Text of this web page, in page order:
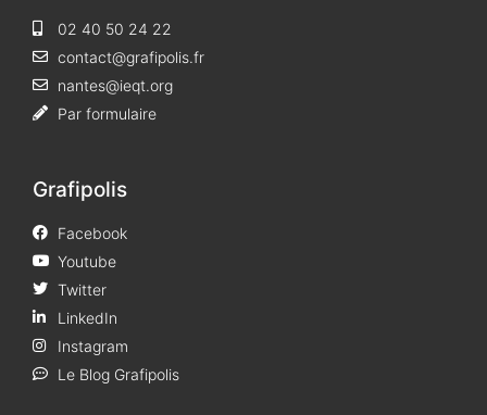
02 40 50 24 22
contact@grafipolis.fr
nantes@ieqt.org
Par formulaire
Grafipolis
Facebook
Youtube
Twitter
LinkedIn
Instagram
Le Blog Grafipolis